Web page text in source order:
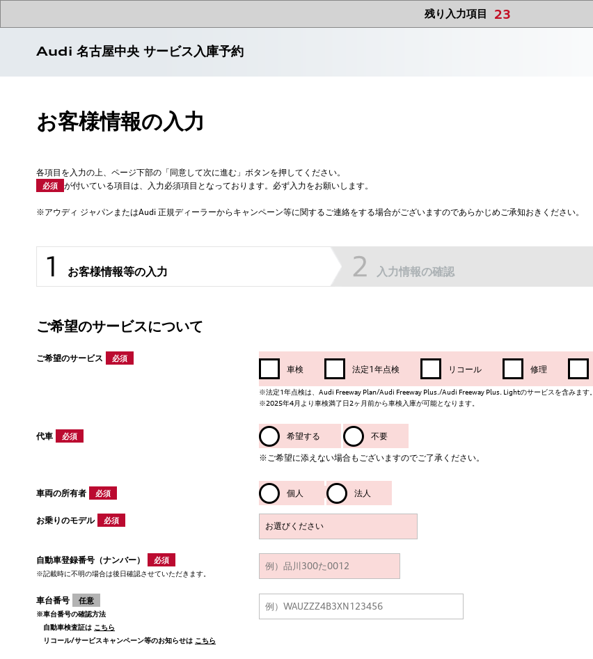
Audi 名古屋中央 サービス入庫予約
お客様情報の入力
各項目を入力の上、ページ下部の「同意して次に進む」ボタンを押してください。
必須 が付いている項目は、入力必須項目となっております。必ず入力をお願いします。
※アウディ ジャパンまたはAudi 正規ディーラーからキャンペーン等に関するご連絡をする場合がございますのであらかじめご承知おきください。
お客様情報等の入力 入力情報の確認
ご希望のサービスについて
ご希望のサービス 必須
車検 法定1年点検 リコール 修理
※法定1年点検は、Audi Freeway Plan/Audi Freeway Plus./Audi Freeway Plus. Lightのサービスを含みます。
※2025年4月より車検満了日2ヶ月前から車検入庫が可能となります。
代車 必須 希望する 不要
※ご希望に添えない場合もございますのでご了承ください。
車両の所有者 必須 個人 法人
お乗りのモデル 必須
自動車登録番号（ナンバー） 必須
※記載時に不明の場合は後日確認させていただきます。
車台番号 任意
※車台番号の確認方法
自動車検査証は こちら
リコール/サービスキャンペーン等のお知らせは こちら
残り入力項目 23